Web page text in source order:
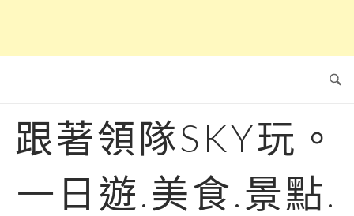
跟著領隊SKY玩。
一日遊.美食.景點.